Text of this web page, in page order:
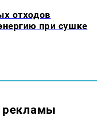
отходов
при сушке